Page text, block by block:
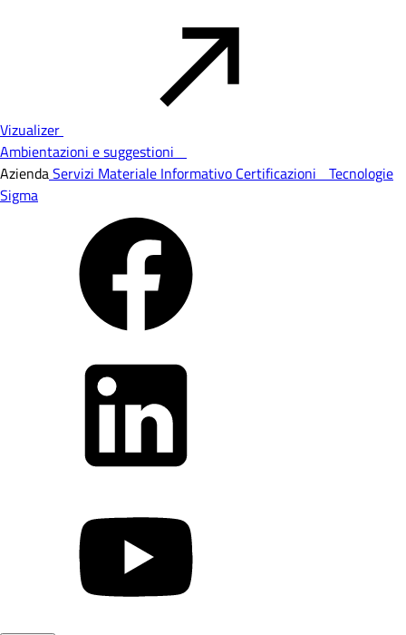
Vizualizer
Ambientazioni e suggestioni
AziendaServizi Materiale Informativo Certificazioni Tecnologie
Sigma